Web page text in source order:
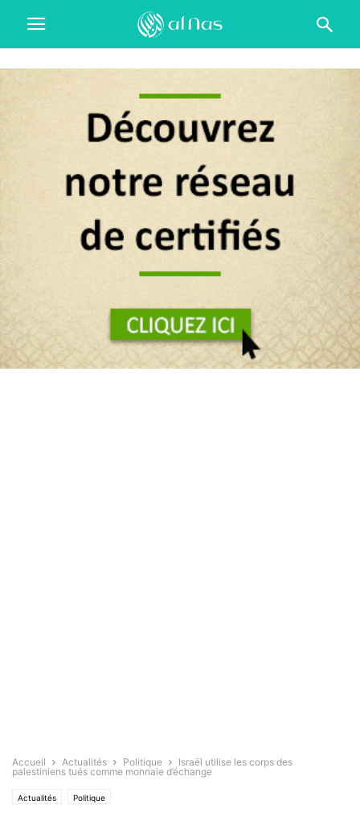
Accueil Actualités Politique
Israël utilise les corps des
palestiniens tués comme monnaie d’échange
Actualités Politique